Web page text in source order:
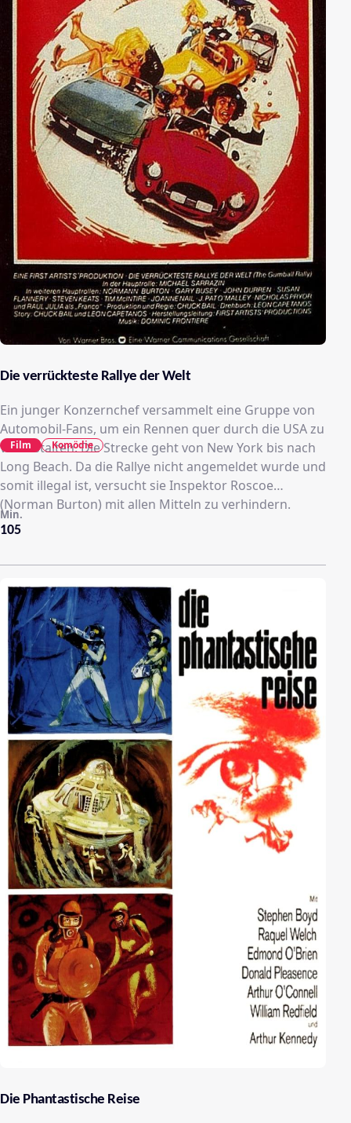
Die verrückteste Rallye der Welt
Ein junger Konzernchef versammelt eine Gruppe von
Automobil-Fans, um ein Rennen quer durch die USA zu
veranstalten. Die Strecke geht von New York bis nach
Long Beach. Da die Rallye nicht angemeldet wurde und
somit illegal ist, versucht sie Inspektor Roscoe
(Norman Burton) mit allen Mitteln zu verhindern.
105
Min.
Film Komödie
Die Phantastische Reise